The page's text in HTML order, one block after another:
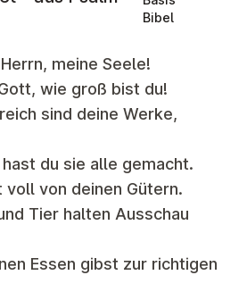
Bibel
meine Seele!
wie groß bist du!
sind deine Werke,
du sie alle gemacht.
voll von deinen Gütern.
Tier halten Ausschau
Essen gibst zur richtigen